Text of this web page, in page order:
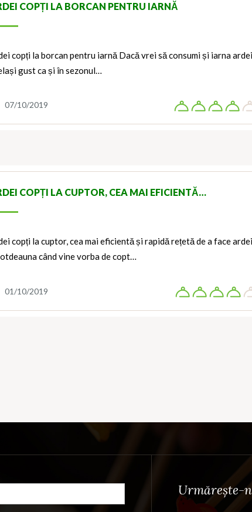
COPȚI LA BORCAN PENTRU IARNĂ
copți la borcan pentru iarnă Dacă vrei să consumi și iarna
gust ca și în sezonul…
07/10/2019
COPȚI LA CUPTOR, CEA MAI EFICIENTĂ…
copți la cuptor, cea mai eficientă și rapidă rețetă de a face
când vine vorba de copt…
01/10/2019
Urmărește-